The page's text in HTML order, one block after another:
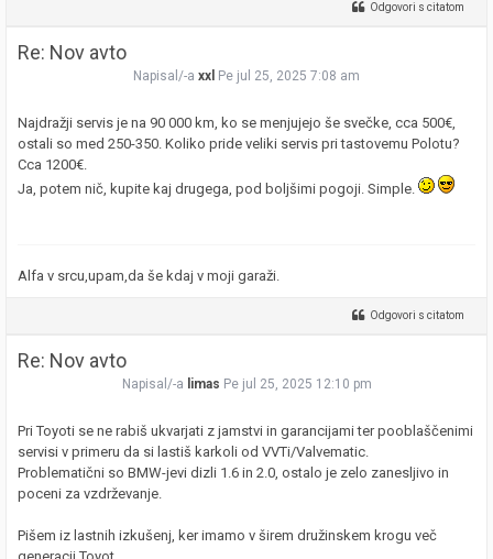
Odgovori s citatom
Re: Nov avto
Napisal/-a xxl Pe jul 25, 2025 7:08 am
Najdražji servis je na 90 000 km, ko se menjujejo še svečke, cca 500€,
ostali so med 250-350. Koliko pride veliki servis pri tastovemu Polotu?
Cca 1200€.
Ja, potem nič, kupite kaj drugega, pod boljšimi pogoji. Simple.
Alfa v srcu,upam,da še kdaj v moji garaži.
Odgovori s citatom
Re: Nov avto
Napisal/-a limas Pe jul 25, 2025 12:10 pm
Pri Toyoti se ne rabiš ukvarjati z jamstvi in garancijami ter pooblaščenimi
servisi v primeru da si lastiš karkoli od VVTi/Valvematic.
Problematični so BMW-jevi dizli 1.6 in 2.0, ostalo je zelo zanesljivo in
poceni za vzdrževanje.
Pišem iz lastnih izkušenj, ker imamo v širem družinskem krogu več